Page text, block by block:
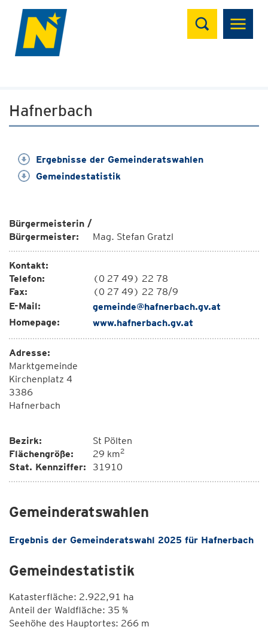
Suchen
Hafnerbach
Ergebnisse der Gemeinderatswahlen
Gemeindestatistik
Bürgermeisterin /
Bürgermeister:
Mag. Stefan Gratzl
Kontakt:
Telefon:
(0 27 49) 22 78
Fax:
(0 27 49) 22 78/9
E-Mail:
gemeinde@hafnerbach.gv.at
Homepage:
www.hafnerbach.gv.at
Adresse:
Marktgemeinde
Kirchenplatz 4
3386
Hafnerbach
Bezirk:
St Pölten
Flächengröße:
29 km2
Stat. Kennziffer: 31910
Gemeinderatswahlen
Ergebnis der Gemeinderatswahl 2025 für Hafnerbach
Gemeindestatistik
Katasterfläche: 2.922,91 ha
Anteil der Waldfläche: 35 %
Seehöhe des Hauptortes: 266 m